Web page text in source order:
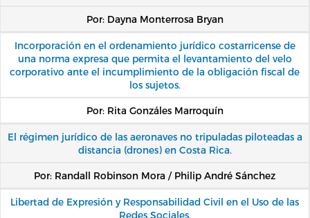
Por: Dayna Monterrosa Bryan
Incorporación en el ordenamiento jurídico costarricense de
una norma expresa que permita el levantamiento del velo
corporativo ante el incumplimiento de la obligación fiscal de
los sujetos.
Por: Rita Gonzáles Marroquín
El régimen jurídico de las aeronaves no tripuladas piloteadas a
distancia (drones) en Costa Rica.
Por: Randall Robinson Mora / Philip André Sánchez
Libertad de Expresión y Responsabilidad Civil en el Uso de las
Redes Sociales.